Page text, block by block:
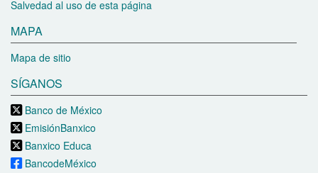
Salvedad al uso de esta página
MAPA
Mapa de sitio
SÍGANOS
Banco de México
EmisiónBanxico
Banxico Educa
BancodeMéxico